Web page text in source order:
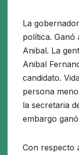
La
política. Ganó
Anibal. La
Anibal
candidato.
persona
la secretaria
embargo
Con respecto